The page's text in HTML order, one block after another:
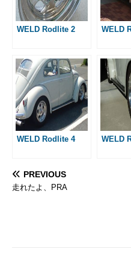
k
e
r
WELD Rodlite 2 WELD
WELD Rodlite 4 WELD
PREVIOUS
走れたよ、PRA